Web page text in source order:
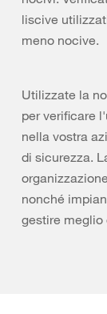
liscive
meno nocive.
Utilizzate la
per verificare
nella vostra
di sicurezza.
nonché
gestire meglio